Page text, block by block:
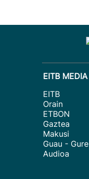
EITB MEDIA
EITB
Orain
ETBON
Gaztea
Makusi
Guau - Gure
Audioa